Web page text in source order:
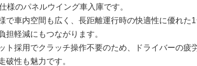
様のパネルウイング車入庫です。
で車内空間も広く、長距離運行時の快適性に優れ
担軽減にもつながります。
ト採用でクラッチ操作不要のため、ドライバーの
破性も魅力です。